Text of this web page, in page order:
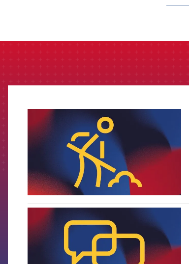
FCB Barcelona badge
FCB Barcelona badge